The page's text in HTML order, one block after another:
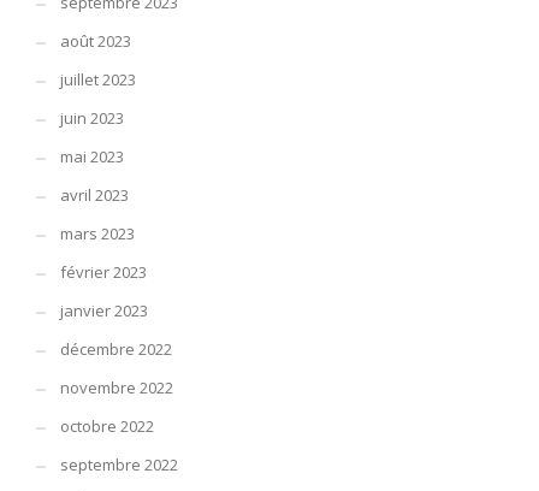
août 2023
juillet 2023
juin 2023
mai 2023
avril 2023
mars 2023
février 2023
janvier 2023
décembre 2022
novembre 2022
octobre 2022
septembre 2022